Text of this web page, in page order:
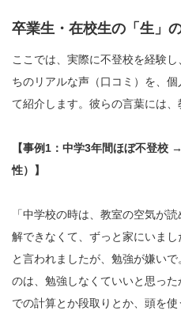
卒業生・在校生の「生」
ここでは、実際に不登校を経験
ちのリアルな声（口コミ）を、
て紹介します。彼らの言葉には、
【事例1：中学3年間ほぼ不登校
性）】
「中学校の時は、教室の空気が
解できなくて、ずっと家にいまし
と言われましたが、勉強が嫌い
のは、勉強しなくていいと思っ
での計算とか段取りとか、頭を